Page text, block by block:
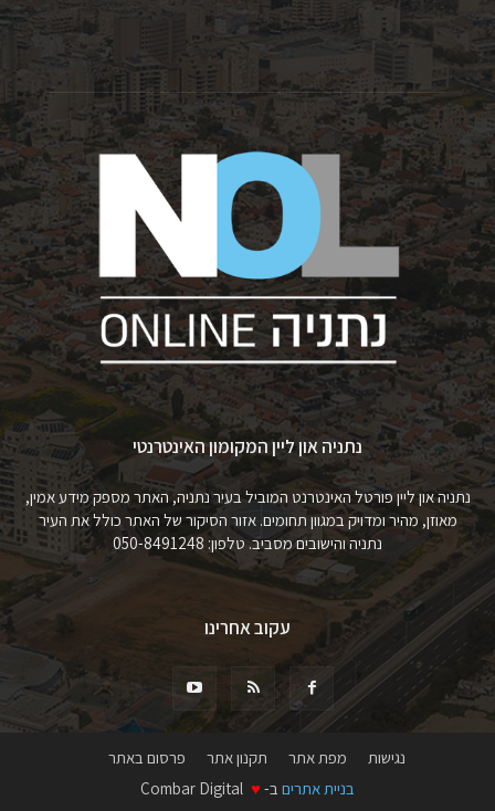
נתניה און ליין המקומון האינטרנטי
נתניה און ליין פורטל האינטרנט המוביל בעיר נתניה, האתר מספק מידע אמין,
מאוזן, מהיר ומדויק במגוון תחומים. אזור הסיקור של האתר כולל את העיר
נתניה והישובים מסביב. טלפון: 050-8491248
עקוב אחרינו
נגישות מפת אתר תקנון אתר
פרסום באתר
בניית אתרים ב- ♥